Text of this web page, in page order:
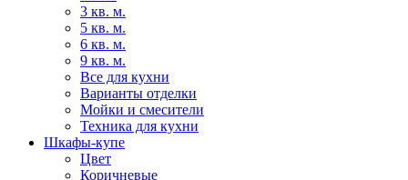
3 кв. м.
5 кв. м.
6 кв. м.
9 кв. м.
Все для кухни
Варианты отделки
Мойки и смесители
Техника для кухни
Шкафы-купе
Цвет
Коричневые